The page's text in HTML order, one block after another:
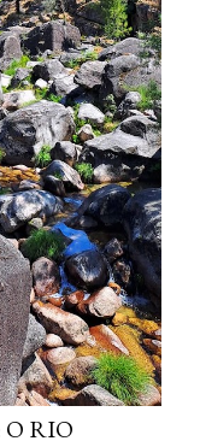
RIO